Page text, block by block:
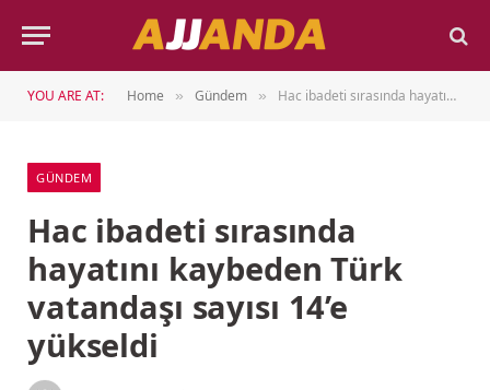
YOU ARE AT: Home » Gündem » Hac ibadeti sırasında hayatını kaybeden Türk vatandaşı sayısı 14’e yükseldi
GÜNDEM
Hac ibadeti sırasında
hayatını kaybeden Türk
vatandaşı sayısı 14’e
yükseldi